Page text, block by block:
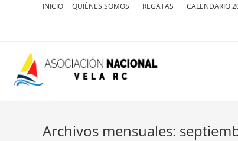
INICIO QUIÉNES SOMOS REGATAS CALENDARIO
Archivos mensuales: